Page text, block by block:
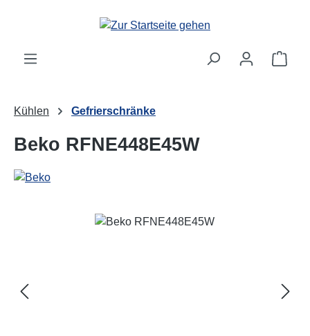
Zum Hauptinhalt springen
Kühlen Gefrierschränke
Beko RFNE448E45W
Bildergalerie überspringen